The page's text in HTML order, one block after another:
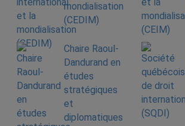
mondialisation
(CEDIM)
Chaire Raoul-
Dandurand en
études
stratégiques
et
diplomatiques